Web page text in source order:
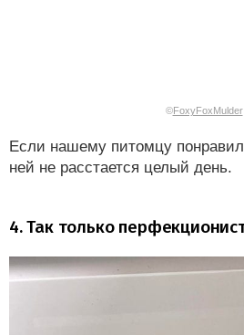
©FoxyFoxMulder
Если нашему питомцу
ней не расстается целый день.
4. Так только